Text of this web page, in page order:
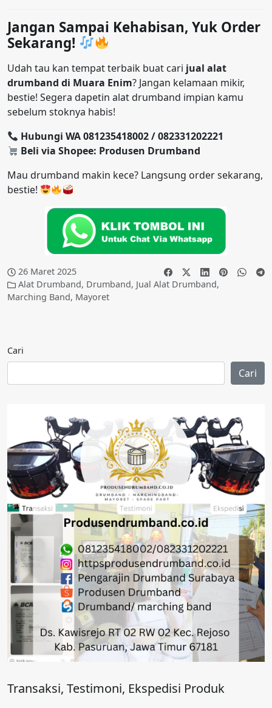
Jangan Sampai Kehabisan, Yuk Order
Sekarang!
Udah tau kan tempat terbaik buat cari jual alat
drumband di Muara Enim? Jangan kelamaan mikir,
bestie! Segera dapetin alat drumband impian kamu
sebelum stoknya habis!
Hubungi WA 081235418002 / 082331202221
Beli via Shopee: Produsen Drumband
Mau drumband makin kece? Langsung order sekarang,
bestie!
26 Maret 2025
Alat Drumband, Drumband, Jual Alat Drumband,
Marching Band, Mayoret
Cari
Cari
Transaksi, Testimoni, Ekspedisi Produk